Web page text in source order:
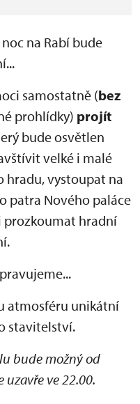
na Rabí bude
samostatně (bez
prohlídky) projít
bude osvětlen
velké i malé
hradu, vystoupat na
patra Nového paláce
prozkoumat hradní
atmosféru unikátní
stavitelství.
bude možný od
uzavře ve 22.00.